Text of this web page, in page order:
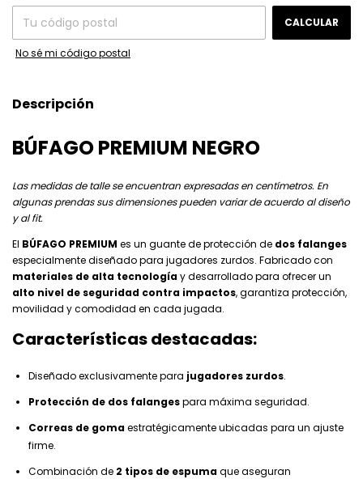
CALCULAR
No sé mi código postal
Descripción
BÚFAGO PREMIUM NEGRO
Las medidas de talle se encuentran expresadas en centímetros. En
algunas prendas sus dimensiones pueden variar de acuerdo al diseño
y al fit.
El BÚFAGO PREMIUM es un guante de protección de dos falanges
especialmente diseñado para jugadores zurdos. Fabricado con
materiales de alta tecnologíay desarrollado para ofrecer un
alto nivel de seguridad contra impactos, garantiza protección,
movilidad y comodidad en cada jugada.
Características destacadas:
Diseñado exclusivamente para jugadores zurdos.
Protección de dos falangespara máxima seguridad.
Correas de gomaestratégicamente ubicadas para un ajuste
firme.
Combinación de 2 tipos de espumaque aseguran